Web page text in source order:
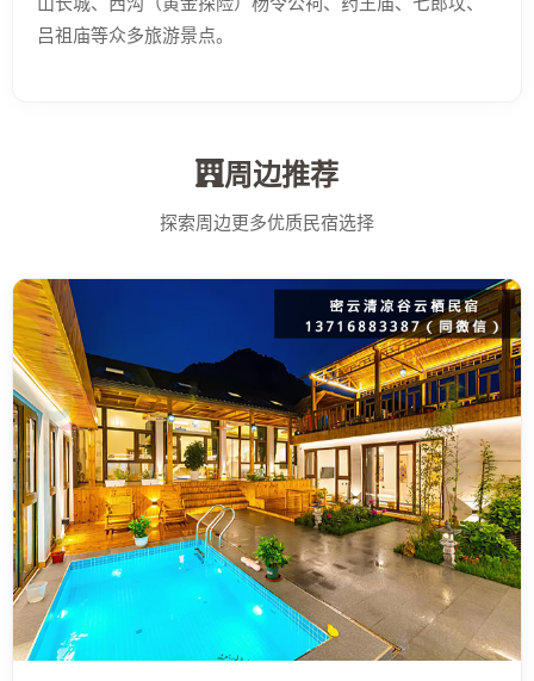
吕祖庙等众多旅游景点。
周边推荐
探索周边更多优质民宿选择